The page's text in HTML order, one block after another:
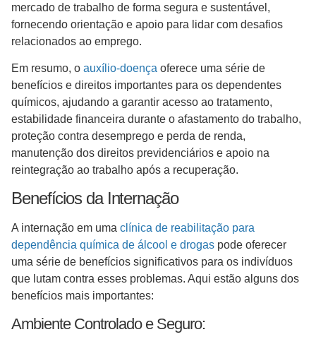
mercado de trabalho de forma segura e sustentável,
fornecendo orientação e apoio para lidar com desafios
relacionados ao emprego.
Em resumo, o auxílio-doença oferece uma série de
benefícios e direitos importantes para os dependentes
químicos, ajudando a garantir acesso ao tratamento,
estabilidade financeira durante o afastamento do trabalho,
proteção contra desemprego e perda de renda,
manutenção dos direitos previdenciários e apoio na
reintegração ao trabalho após a recuperação.
Benefícios da Internação
A internação em uma clínica de reabilitação para
dependência química de álcool e drogas pode oferecer
uma série de benefícios significativos para os indivíduos
que lutam contra esses problemas. Aqui estão alguns dos
benefícios mais importantes:
Ambiente Controlado e Seguro: